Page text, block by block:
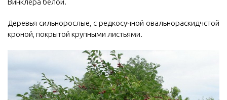
Деревья сильнорослые, с редкосучной овальнораскидчстой
кроной, покрытой крупными листьями.